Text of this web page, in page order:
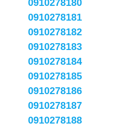
0910278180
0910278181
0910278182
0910278183
0910278184
0910278185
0910278186
0910278187
0910278188